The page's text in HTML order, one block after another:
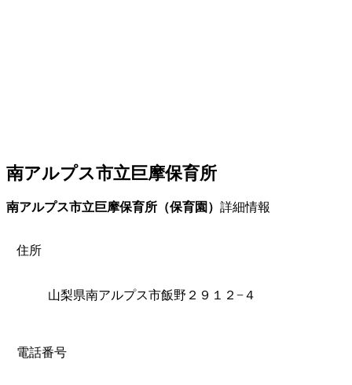
南アルプス市立巨摩保育所
南アルプス市立巨摩保育所（保育園） 詳細情報
住所
山梨県南アルプス市飯野２９１２−４
電話番号